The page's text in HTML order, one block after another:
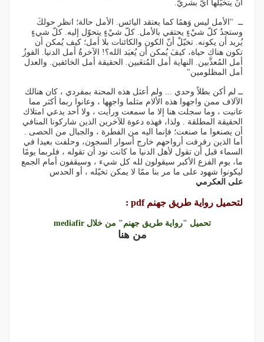
أنْ يتخيّلها أيّ بشريّ.
ــ "الأمل ليس وَهمًا كما يعتقد اليائس. الأمل حالة؛ انظر حولكَ
وستجدُ كلّ شيْءٍ يحتفي بالأمل. كلّ شيْءٍ يتحوّل إليه. كلّ شيءٍ
يُريد أن يكونه. تخيّلْ أنّ الكون والكائنات بلا أمل؛ كيف يُمكن أن
تكون هناك حياة، كيفَ يُمكن أن يُعبَد الله؟! الآخرةُ أمل الدنيا. الفوزُ
أمل المُعذَّبين. النهاية أمل المُتعَبين. الحقيقة أمل الخائفين. والعدل
أمل المظلومين"
ــ لم أكن بطلاً وحدي ... ولم أعثل هذه المحنة بمفردي ، كان هنالك
الآلاف ممن واجهوا هذه الألام مثلما واجهها ، وعانوا ربما أكثر مما
عانيت ، وما سجلت هنا إلا ما سمعت ورأيت ، ولا أحد يدعي امتلاك
الحقيقة المطلقة . ولذا، فهذه دعوة للآخرين الذين شاركونا المنافي
أن يصنعوا ما صنعت؛ فإنما اليه من الفطرة ، والجبال من الحصى .
أما الذين رفرفت أرواحهم خارج أسوار السجون، وحلفت بعيدا في
السماء قبل أن تقول لأهل الدنيا ما كانت نود أن تقوله ، فلربما يومًا
ما، يوم الفزع الأكبر سيقولون لله كل شيء ، وسيقفون أمام الجمع
ليكونوا شهود على ما مر بنا ممّا لا يمكن تخيّله ، أو الحدس
على العكرمي
لتحميل رواية طريق جهنم pdf :
تحميل "رواية طريق جهنم" من خلال mediafir
من هنا